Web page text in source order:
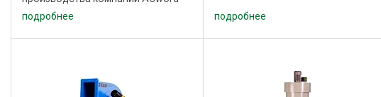
(Чехия) применяется для удаления
стружки, опилок, пыли от рабочих
зон деревообрабатывающих
подробнее
содержанием пыли, опилок,
стружки и иных отходов
подробнее